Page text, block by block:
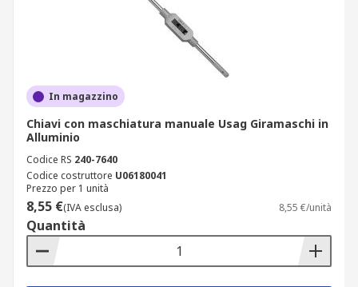
In magazzino
Chiavi con maschiatura manuale Usag Giramaschi in
Alluminio
Codice RS 240-7640
Codice costruttore U06180041
Prezzo per 1 unità
8,55 €(IVA esclusa) 8,55 €/unità
Quantità